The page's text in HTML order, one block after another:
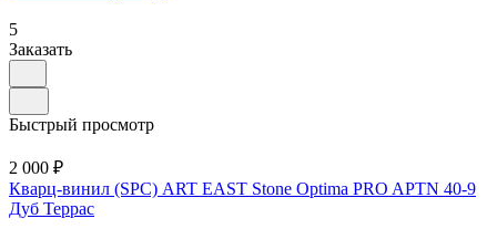
5
Заказать
Быстрый просмотр
2 000 ₽
Кварц-винил (SPC) ART EAST Stone Optima PRO APTN 40-9
Дуб Террас